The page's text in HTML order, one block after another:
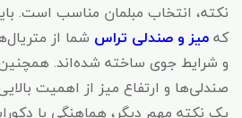
نکته، انتخاب مبلمان مناسب است.
کهمیز و صندلی تراس شما از
و شرایط جوی ساخته شده‌اند.
صندلی‌ها و ارتفاع میز از اهمیت
یک نکته مهم دیگر، هماهنگی با